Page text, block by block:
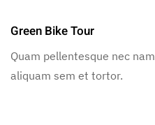
Green Bike Tour
Quam pellentesque nec nam
aliquam sem et tortor.